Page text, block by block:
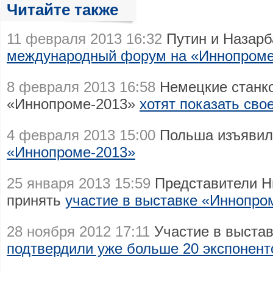
Читайте также
11 февраля 2013 16:32 Путин и
международный форум на
8 февраля 2013 16:58 Немецкие
«Иннопроме-2013» хотят показать
4 февраля 2013 15:00 Польша
«Иннопроме-2013»
25 января 2013 15:59 Представители
принять участие в выставке
28 ноября 2012 17:11 Участие в
подтвердили уже больше 20